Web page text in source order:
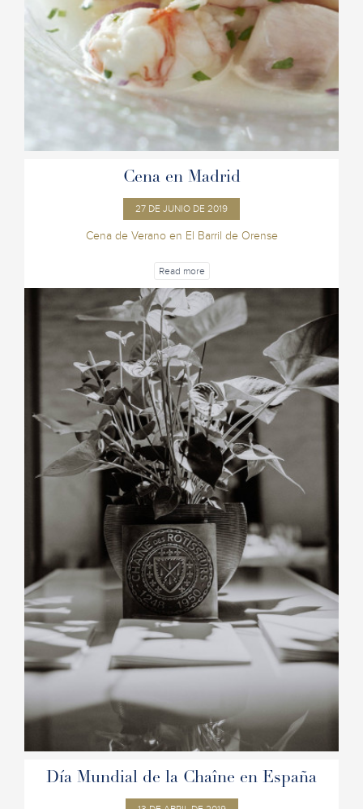
Cena en Madrid
27 DE JUNIO DE 2019
Cena de Verano en El Barril de Orense
Read more
Día Mundial de la Chaîne en España